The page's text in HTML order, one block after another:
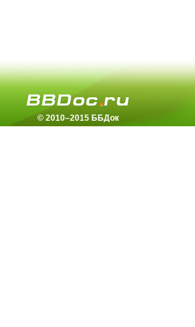
© 2010–2015 ББДок